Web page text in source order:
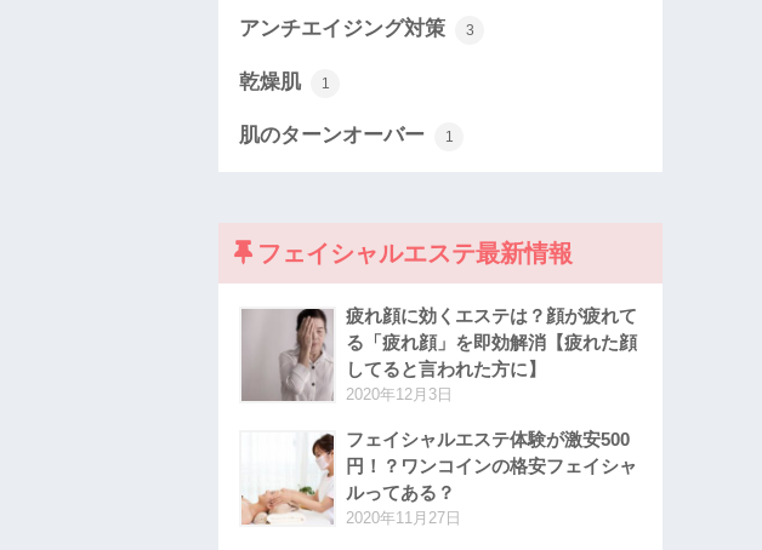
アンチエイジング対策 3
乾燥肌 1
肌のターンオーバー 1
フェイシャルエステ最新情報
疲れ顔に効くエステは？顔が疲れて
る「疲れ顔」を即効解消【疲れた顔
してると言われた方に】
2020年12月3日
フェイシャルエステ体験が激安500
円！？ワンコインの格安フェイシャ
ルってある？
2020年11月27日